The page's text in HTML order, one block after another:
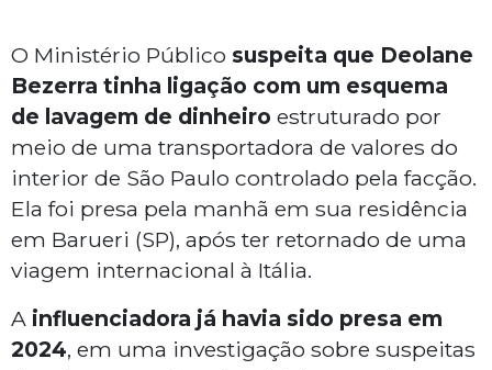
O Ministério Público suspeita que Deolane
Bezerra tinha ligação com um esquema
de lavagem de dinheiro estruturado por
meio de uma transportadora de valores do
interior de São Paulo controlado pela facção.
Ela foi presa pela manhã em sua residência
em Barueri (SP), após ter retornado de uma
viagem internacional à Itália.
A influenciadora já havia sido presa em
2024, em uma investigação sobre suspeitas